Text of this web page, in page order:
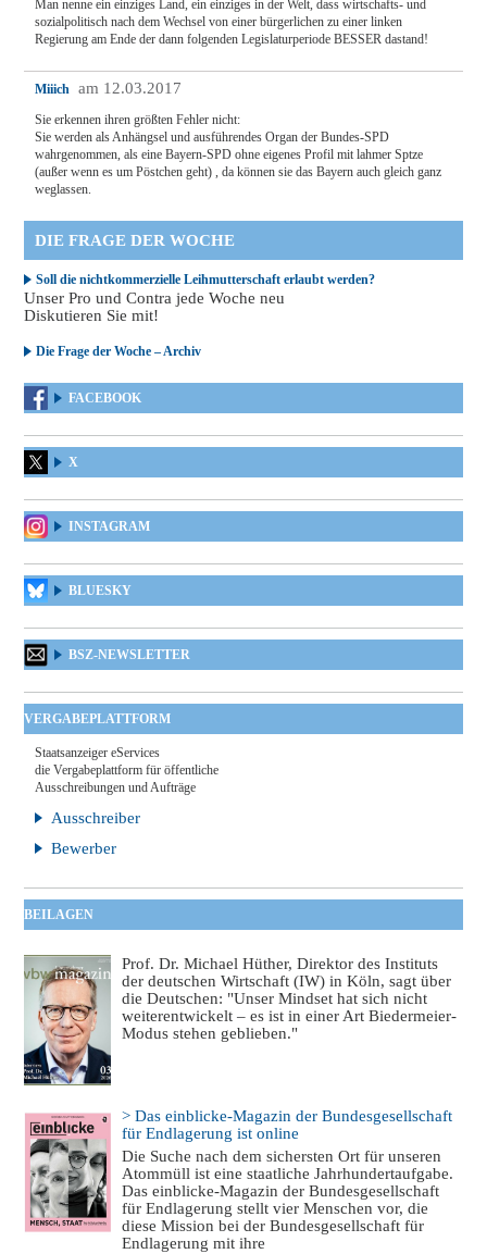
Man nenne ein einziges Land, ein einziges in der Welt, dass wirtschafts- und
sozialpolitisch nach dem Wechsel von einer bürgerlichen zu einer linken
Regierung am Ende der dann folgenden Legislaturperiode BESSER dastand!
Miiich am 12.03.2017
Sie erkennen ihren größten Fehler nicht:
Sie werden als Anhängsel und ausführendes Organ der Bundes-SPD
wahrgenommen, als eine Bayern-SPD ohne eigenes Profil mit lahmer Sptze
(außer wenn es um Pöstchen geht) , da können sie das Bayern auch gleich ganz
weglassen.
DIE FRAGE DER WOCHE
Soll die nichtkommerzielle Leihmutterschaft erlaubt werden?
Unser Pro und Contra jede Woche neu
Diskutieren Sie mit!
Die Frage der Woche – Archiv
FACEBOOK
X
INSTAGRAM
BLUESKY
BSZ-NEWSLETTER
VERGABEPLATTFORM
Staatsanzeiger eServices
die Vergabeplattform für öffentliche
Ausschreibungen und Aufträge
Ausschreiber
Bewerber
BEILAGEN
Prof. Dr. Michael Hüther, Direktor des Instituts
der deutschen Wirtschaft (IW) in Köln, sagt über
die Deutschen: "Unser Mindset hat sich nicht
weiterentwickelt – es ist in einer Art Biedermeier-
Modus stehen geblieben."
> Das einblicke-Magazin der Bundesgesellschaft
für Endlagerung ist online
Die Suche nach dem sichersten Ort für unseren
Atommüll ist eine staatliche Jahrhundertaufgabe.
Das einblicke-Magazin der Bundesgesellschaft
für Endlagerung stellt vier Menschen vor, die
diese Mission bei der Bundesgesellschaft für
Endlagerung mit ihre